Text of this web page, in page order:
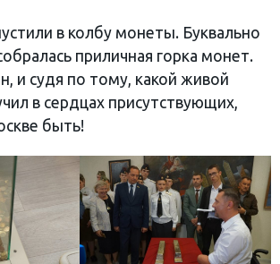
в колбу монеты. Буквально
приличная горка монет.
и судя по тому, какой живой
в сердцах присутствующих,
быть!